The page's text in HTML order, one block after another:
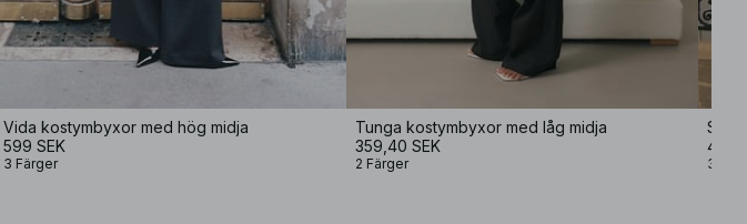
Vida kostymbyxor med hög midja
599 SEK
3 Färger
Tunga kostymbyxor med låg midja
359,40 SEK
2 Färger
499
3